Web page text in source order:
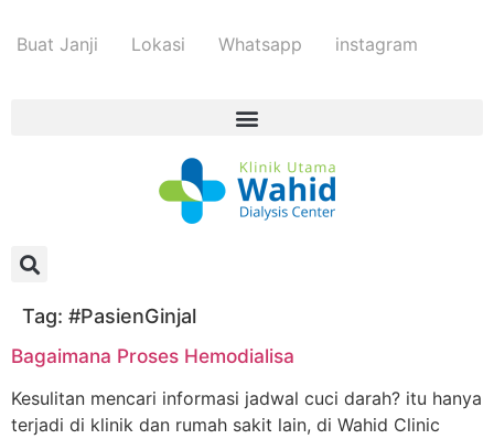
Buat Janji Lokasi Whatsapp instagram
Tag: #PasienGinjal
Bagaimana Proses Hemodialisa
Kesulitan mencari informasi jadwal cuci darah? itu hanya
terjadi di klinik dan rumah sakit lain, di Wahid Clinic